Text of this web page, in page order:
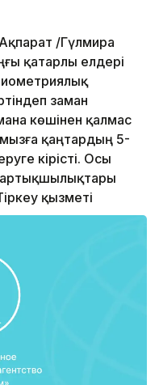
/Гүлмира
қатарлы елдері
заман
көшінен қалмас
қаңтардың 5-
кірісті. Осы
қызметі